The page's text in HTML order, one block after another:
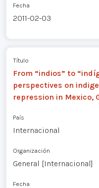
Fecha
2011-02-03
Título
From “indios” to
perspectives on
repression in Mexico,
País
Internacional
Organización
General [Internacional]
Fecha